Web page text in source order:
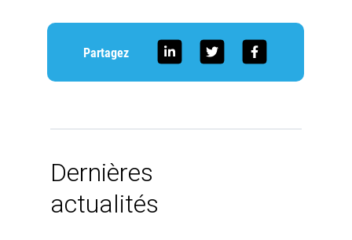
Partagez
Dernières
actualités